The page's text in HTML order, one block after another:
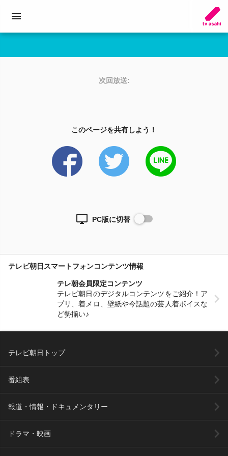
次回放送:
このページを共有しよう！
PC版に切替
テレビ朝日スマートフォンコンテンツ情報
テレ朝会員限定コンテンツ
テレビ朝日のデジタルコンテンツをご紹介！ア
プリ、着メロ、壁紙や今話題の芸人着ボイスな
ど勢揃い♪
テレビ朝日トップ
番組表
報道・情報・ドキュメンタリー
ドラマ・映画